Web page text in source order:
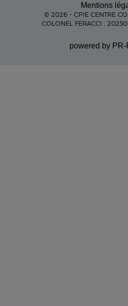
Mentions
© 2026 - CPIE CENTRE
COLONEL FERACCI ,
powered by